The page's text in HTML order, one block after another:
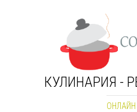
КУЛИНАРИЯ -